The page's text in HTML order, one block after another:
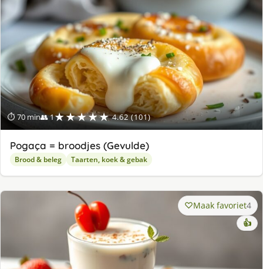
⏱ 70 min👥 1★★★★★ 4.62 (101)
Pogaça = broodjes (Gevulde)
Brood & beleg Taarten, koek & gebak
Maak favoriet4
👍